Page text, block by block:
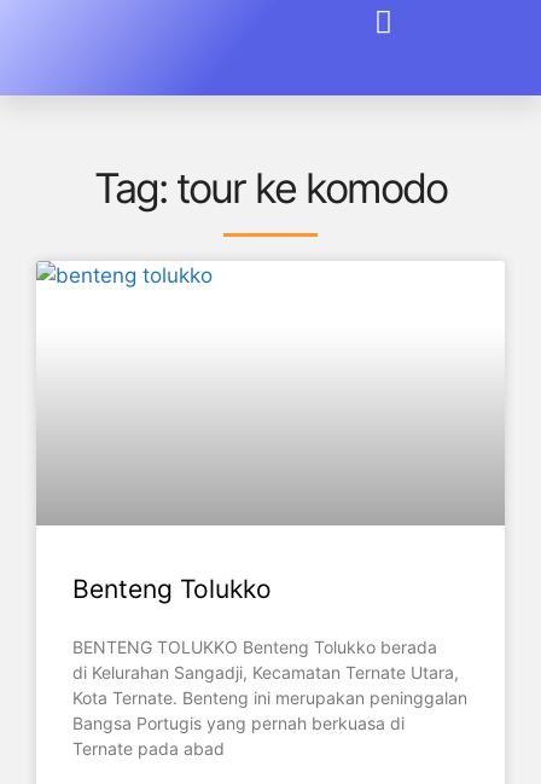
Tag: tour ke komodo
Benteng Tolukko
BENTENG TOLUKKO Benteng Tolukko berada
di Kelurahan Sangadji, Kecamatan Ternate Utara,
Kota Ternate. Benteng ini merupakan peninggalan
Bangsa Portugis yang pernah berkuasa di
Ternate pada abad